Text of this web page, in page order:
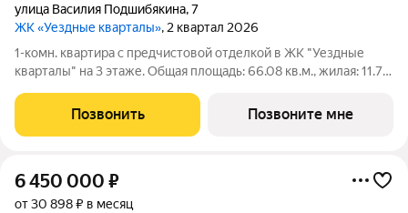
улица Василия Подшибякина,7
ЖК «Уездные кварталы», 2 квартал 2026
1-комн. квартира с предчистовой отделкой в ЖК "Уездные
кварталы" на 3 этаже. Общая площадь: 66.08 кв.м., жилая: 11.76
квартира, идеально подойдет любителям тишины и
панорамных видов. В
Позвонить Позвоните мне
6 450 000 ₽
от 30 898 ₽ в месяц